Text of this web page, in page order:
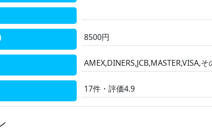
8500円
AMEX,DINERS,JCB,MASTER,VISA,そ
17件・評価4.9